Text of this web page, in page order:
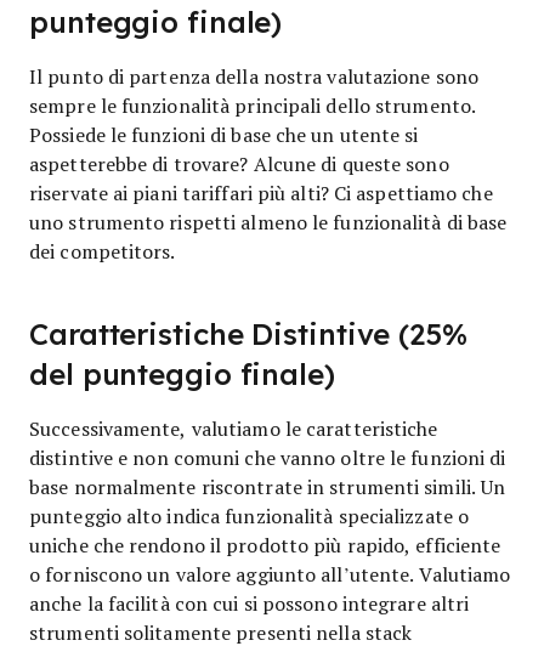
punteggio finale)
Il punto di partenza della nostra valutazione sono
sempre le funzionalità principali dello strumento.
Possiede le funzioni di base che un utente si
aspetterebbe di trovare? Alcune di queste sono
riservate ai piani tariffari più alti? Ci aspettiamo che
uno strumento rispetti almeno le funzionalità di base
dei competitors.
Caratteristiche Distintive (25%
del punteggio finale)
Successivamente, valutiamo le caratteristiche
distintive e non comuni che vanno oltre le funzioni di
base normalmente riscontrate in strumenti simili. Un
punteggio alto indica funzionalità specializzate o
uniche che rendono il prodotto più rapido, efficiente
o forniscono un valore aggiunto all’utente. Valutiamo
anche la facilità con cui si possono integrare altri
strumenti solitamente presenti nella stack